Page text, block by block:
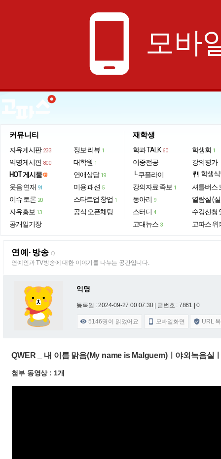
phone_android 모바
커뮤니티
자유게시판 233
익명게시판 800
HOT 게시물
웃음·연재 91
이슈·토론 20
자유홍보 13
공개일기장
정보·리뷰 1
대학원 1
연애상담 19
미용·패션 5
스타트업·창업 1
공식 오픈채팅
재학생
학과 TALK 60
이중전공
└ 쿠플라이
강의자료·족보 1
동아리 9
스터디 4
고대뉴스 3
학생회 1
강의평가
restaurant 학생
셔틀버스
열람실 (
수강신청
고파스 위
연예·방송 Q
연예인과 TV방송에 대한 이야기를 나누는 공간입니다.
익명
등록일 : 2024-09-27 00:07:30 | 글번호 : 7861 | 0
 5146명이 읽었어요  모바일화면  URL
QWER _ 내 이름 맑음(My name is Malguem)ㅣ야외녹음
첨부 동영상 : 1개